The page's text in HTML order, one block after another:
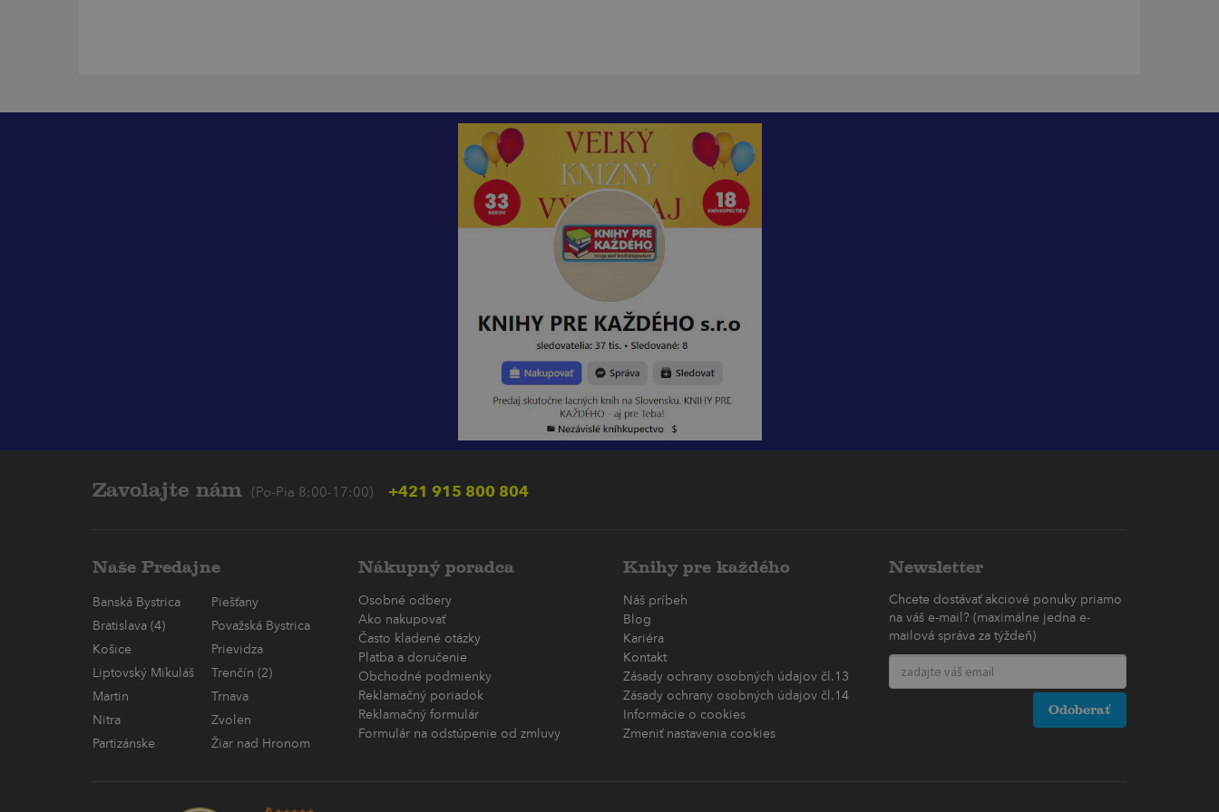
Zavolajte nám (Po-Pia 8:00-17:00) +421 915 800 804
Naše Predajne
Banská Bystrica
Piešťany
Bratislava (4)
Považská Bystrica
Košice
Prievidza
Liptovský Mikuláš
Trenčín (2)
Martin
Trnava
Nitra
Zvolen
Partizánske
Žiar nad Hronom
Nákupný poradca
Osobné odbery
Ako nakupovať
Často kladené otázky
Platba a doručenie
Obchodné podmienky
Reklamačný poriadok
Reklamačný formulár
Formulár na odstúpenie od zmluvy
Knihy pre každého
Náš príbeh
Blog
Kariéra
Kontakt
Zásady ochrany osobných údajov čl.13
Zásady ochrany osobných údajov čl.14
Informácie o cookies
Zmeniť nastavenia cookies
Newsletter
Chcete dostávať akciové ponuky priamo
na váš e-mail? (maximálne jedna e-
mailová správa za týždeň)
Odoberať